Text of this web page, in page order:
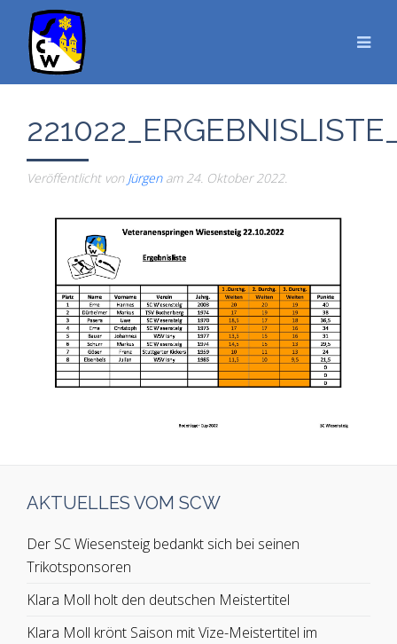
Veröffentlicht von Jürgenam 24. Oktober 2022.
AKTUELLES VOM SCW
Der SC Wiesensteig bedankt sich bei seinen
Trikotsponsoren
Klara Moll holt den deutschen Meistertitel
Klara Moll krönt Saison mit Vize-Meistertitel im